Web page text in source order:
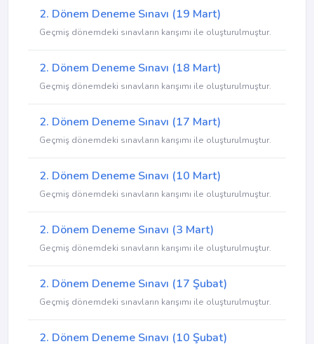
2. Dönem Deneme Sınavı (19 Mart)
Geçmiş dönemdeki sınavların karışımı ile oluşturulmuştur.
2. Dönem Deneme Sınavı (18 Mart)
Geçmiş dönemdeki sınavların karışımı ile oluşturulmuştur.
2. Dönem Deneme Sınavı (17 Mart)
Geçmiş dönemdeki sınavların karışımı ile oluşturulmuştur.
2. Dönem Deneme Sınavı (10 Mart)
Geçmiş dönemdeki sınavların karışımı ile oluşturulmuştur.
2. Dönem Deneme Sınavı (3 Mart)
Geçmiş dönemdeki sınavların karışımı ile oluşturulmuştur.
2. Dönem Deneme Sınavı (17 Şubat)
Geçmiş dönemdeki sınavların karışımı ile oluşturulmuştur.
2. Dönem Deneme Sınavı (10 Şubat)